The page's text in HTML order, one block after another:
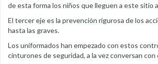
de esta forma los niños que lleguen a este sitio
El tercer eje es la prevención rigurosa de los
hasta las graves.
Los uniformados han empezado con estos
cinturones de seguridad, a la vez conversan